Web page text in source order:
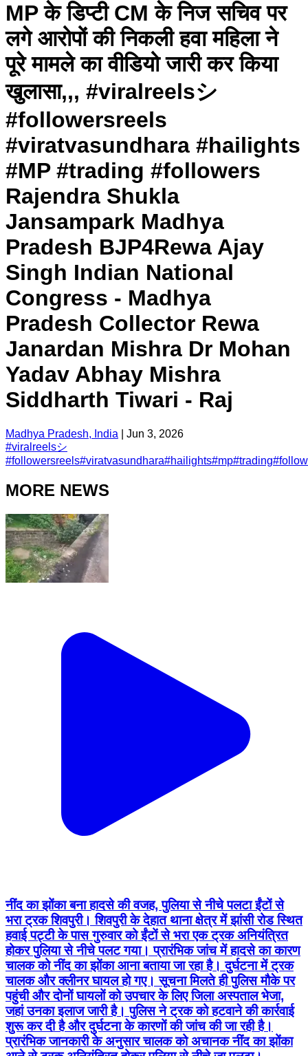
MP के डिप्टी CM के निज सचिव पर
लगे आरोपों की निकली हवा महिला ने
पूरे मामले का वीडियो जारी कर किया
खुलासा,,, #viralreelsシ
#followersreels
#viratvasundhara #hailights
#MP #trading #followers
Rajendra Shukla
Jansampark Madhya
Pradesh BJP4Rewa Ajay
Singh Indian National
Congress - Madhya
Pradesh Collector Rewa
Janardan Mishra Dr Mohan
Yadav Abhay Mishra
Siddharth Tiwari - Raj
Madhya Pradesh, India
Jun 3, 2026
#viralreelsシ
#followersreels#viratvasundhara#hailights#mp#trading#
MORE NEWS
नींद का झोंका बना हादसे की वजह, पुलिया से नीचे पलटा ईंटों से
भरा ट्रक शिवपुरी। शिवपुरी के देहात थाना क्षेत्र में झांसी रोड स्थित
हवाई पट्टी के पास गुरुवार को ईंटों से भरा एक ट्रक अनियंत्रित
होकर पुलिया से नीचे पलट गया। प्रारंभिक जांच में हादसे का कारण
चालक को नींद का झोंका आना बताया जा रहा है। दुर्घटना में ट्रक
चालक और क्लीनर घायल हो गए। सूचना मिलते ही पुलिस मौके पर
पहुंची और दोनों घायलों को उपचार के लिए जिला अस्पताल भेजा,
जहां उनका इलाज जारी है। पुलिस ने ट्रक को हटवाने की कार्रवाई
शुरू कर दी है और दुर्घटना के कारणों की जांच की जा रही है।
प्रारंभिक जानकारी के अनुसार चालक को अचानक नींद का झोंका